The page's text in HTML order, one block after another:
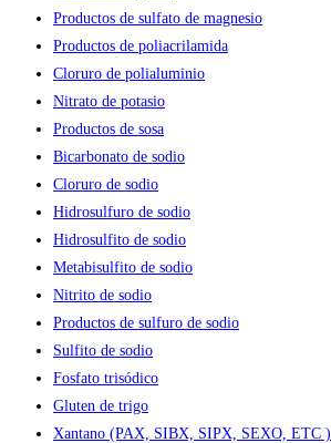
Productos de sulfato de magnesio
Productos de poliacrilamida
Cloruro de polialuminio
Nitrato de potasio
Productos de sosa
Bicarbonato de sodio
Cloruro de sodio
Hidrosulfuro de sodio
Hidrosulfito de sodio
Metabisulfito de sodio
Nitrito de sodio
Productos de sulfuro de sodio
Sulfito de sodio
Fosfato trisódico
Gluten de trigo
Xantano (PAX, SIBX, SIPX, SEXO, ETC )